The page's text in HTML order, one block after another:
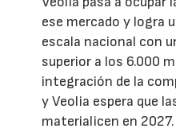
ese mercado y logra
escala nacional con
superior a los 6.000
integración de la
y Veolia espera que
materialicen en 2027.